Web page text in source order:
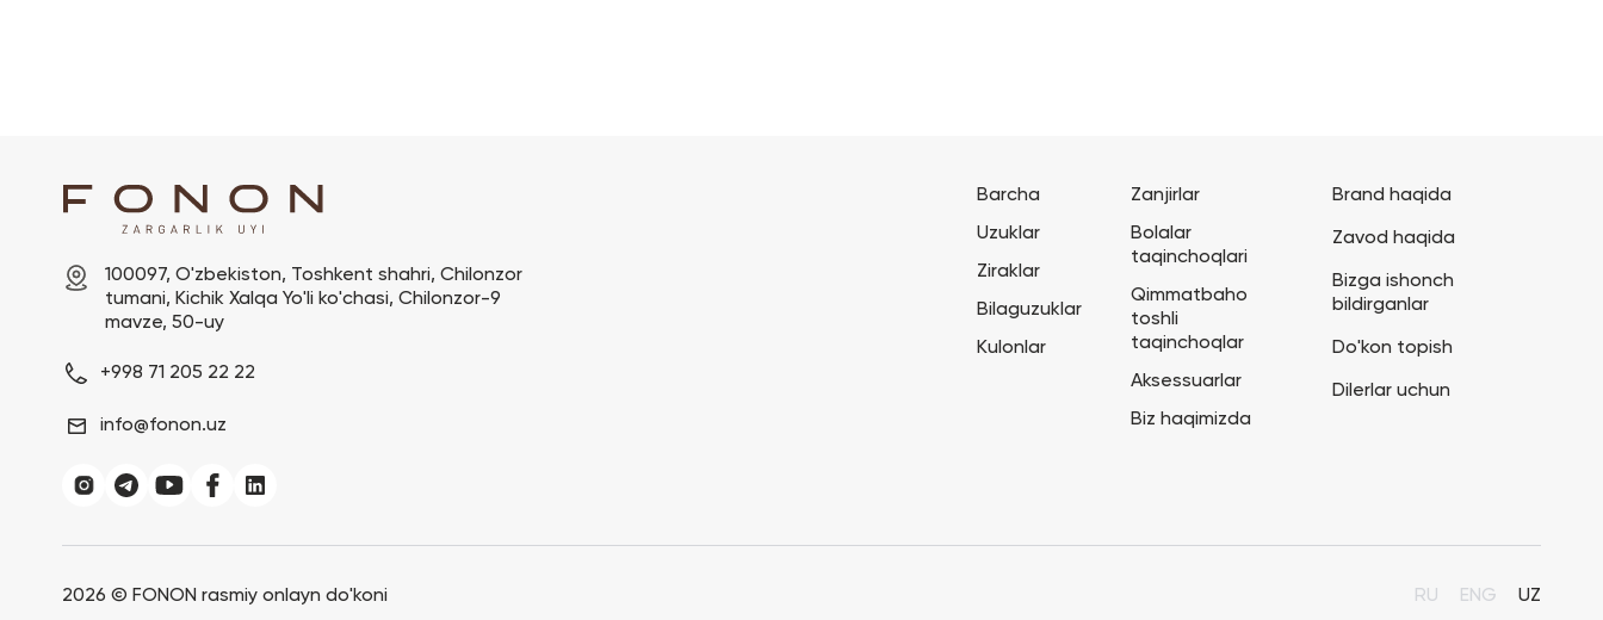
100097, O'zbekiston, Toshkent shahri, Chilonzor
tumani, Kichik Xalqa Yo'li ko'chasi, Chilonzor-9
mavze, 50-uy
+998 71 205 22 22
info@fonon.uz
Barcha
Uzuklar
Ziraklar
Bilaguzuklar
Kulonlar
Zanjirlar
Bolalar
taqinchoqlari
Qimmatbaho
toshli
taqinchoqlar
Aksessuarlar
Biz haqimizda
Brand haqida
Zavod haqida
Bizga ishonch
bildirganlar
Do'kon topish
Dilerlar uchun
2026 © FONON rasmiy onlayn do'koni RU ENG UZ